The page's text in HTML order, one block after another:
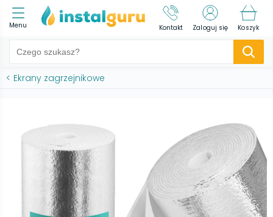
Menu Kontakt Zaloguj się Koszyk
< Ekrany zagrzejnikowe